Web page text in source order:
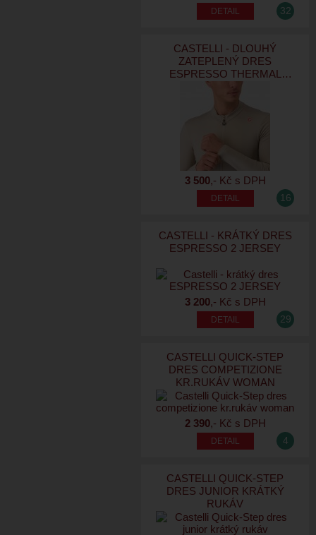
32
CASTELLI - DLOUHÝ
ZATEPLENÝ DRES
ESPRESSO THERMAL
JERSEY
3 500,- Kč s DPH
16
CASTELLI - KRÁTKÝ DRES
ESPRESSO 2 JERSEY
3 200,- Kč s DPH
29
CASTELLI QUICK-STEP
DRES COMPETIZIONE
KR.RUKÁV WOMAN
2 390,- Kč s DPH
4
CASTELLI QUICK-STEP
DRES JUNIOR KRÁTKÝ
RUKÁV